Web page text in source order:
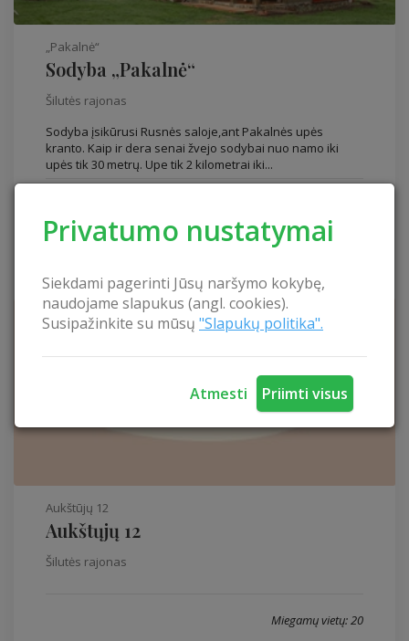
Privatumo nustatymai
Siekdami pagerinti Jūsų naršymo kokybę,
naudojame slapukus (angl. cookies).
Susipažinkite su mūsų "Slapukų politika".
Atmesti Priimti visus
„Pakalnė“
Sodyba „Pakalnė“
Šilutės rajonas
Sodyba įsikūrusi Rusnės saloje,ant Pakalnės upės
kranto. Kaip ir dera senai žvejo sodybai nuo namo iki
upės tik 30 metrų. Upe tik 2 kilometrai iki...
Aukštūjų 12
Aukštųjų 12
Šilutės rajonas
Miegamų vietų: 20